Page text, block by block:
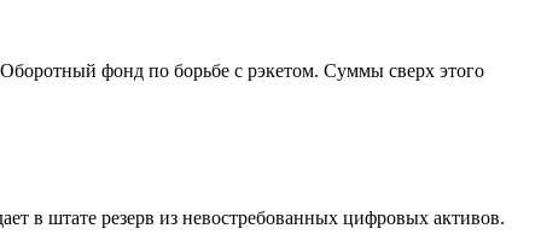
фонд по борьбе с рэкетом. Суммы сверх этого
в штате резерв из невостребованных цифровых активов.